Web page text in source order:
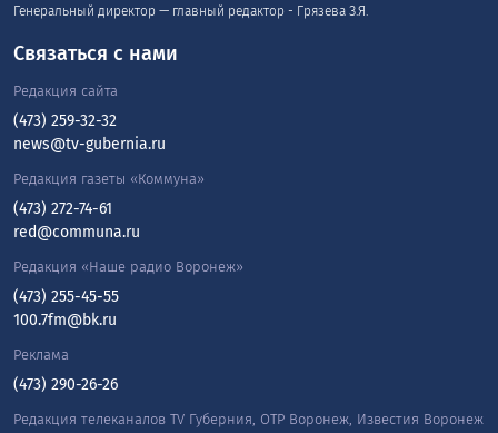
Генеральный директор — главный редактор - Грязева З.Я.
Связаться с нами
Редакция сайта
(473) 259-32-32
news@tv-gubernia.ru
Редакция газеты «Коммуна»
(473) 272-74-61
red@communa.ru
Редакция «Наше радио Воронеж»
(473) 255-45-55
100.7fm@bk.ru
Реклама
(473) 290-26-26
Редакция телеканалов TV Губерния, ОТР Воронеж, Известия Воронеж